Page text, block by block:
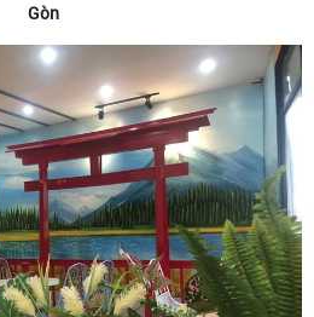
Gòn